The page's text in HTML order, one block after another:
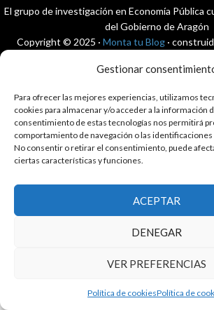
Gestionar
Para ofrecer las mejores experiencias, utilizamos
cookies para almacenar y/o acceder a la información
consentimiento de estas tecnologías nos permitirá
comportamiento de navegación o las
No consentir o retirar el consentimiento, puede
ciertas características y funciones.
ACEPTAR
DENEGAR
VER PREFERENCIAS
Política de cookiesPolítica de
El grupo de investigación en Economía Pública
del Gobierno de Aragón
Copyright © 2025 · Monta tu Blog ·
Cookies|Política de privacidad
·WordPress·Acceder